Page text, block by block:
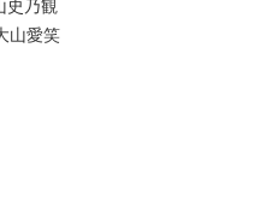
史乃観
山愛笑